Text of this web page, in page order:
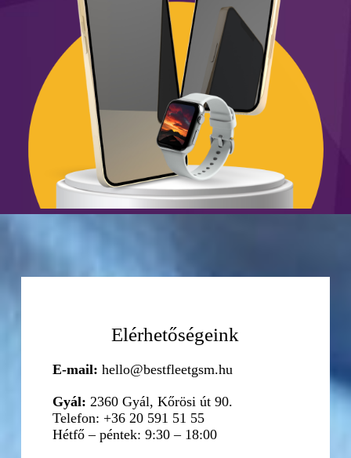
Elérhetőségeink
E-mail: hello@bestfleetgsm.hu
Gyál: 2360 Gyál, Kőrösi út 90.
Telefon: +36 20 591 51 55
Hétfő – péntek: 9:30 – 18:00